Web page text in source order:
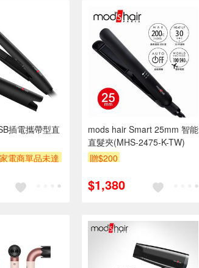
插電攜帶型直
電商單品未達
計,實際收費以
mods hair Smart 25mm 智能
直髮夾(MHS-2475-K-TW)
贈$200
$1,380